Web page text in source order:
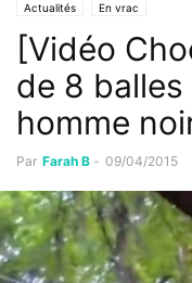
Actualités En vrac
[Vidéo
de 8
homme
Par Farah B - 09/04/2015